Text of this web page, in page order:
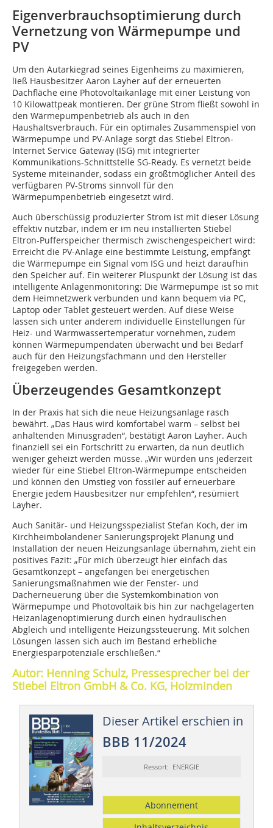
Eigenverbrauchsoptimierung durch
Vernetzung von Wärmepumpe und
PV
Um den Autarkiegrad seines Eigenheims zu maximieren,
ließ Hausbesitzer Aaron Layher auf der erneuerten
Dachfläche eine Photovoltaikanlage mit einer Leistung von
10 Kilowattpeak montieren. Der grüne Strom fließt sowohl in
den Wärmepumpenbetrieb als auch in den
Haushaltsverbrauch. Für ein optimales Zusammenspiel von
Wärmepumpe und PV-Anlage sorgt das Stiebel Eltron-
Internet Service Gateway (ISG) mit integrierter
Kommunikations-Schnittstelle SG-Ready. Es vernetzt beide
Systeme miteinander, sodass ein größtmöglicher Anteil des
verfügbaren PV-Stroms sinnvoll für den
Wärmepumpenbetrieb eingesetzt wird.
Auch überschüssig produzierter Strom ist mit dieser Lösung
effektiv nutzbar, indem er im neu installierten Stiebel
Eltron-Pufferspeicher thermisch zwischengespeichert wird:
Erreicht die PV-Anlage eine bestimmte Leistung, empfängt
die Wärmepumpe ein Signal vom ISG und heizt daraufhin
den Speicher auf. Ein weiterer Pluspunkt der Lösung ist das
intelligente Anlagenmonitoring: Die Wärmepumpe ist so mit
dem Heimnetzwerk verbunden und kann bequem via PC,
Laptop oder Tablet gesteuert werden. Auf diese Weise
lassen sich unter anderem individuelle Einstellungen für
Heiz- und Warmwassertemperatur vornehmen, zudem
können Wärmepumpendaten überwacht und bei Bedarf
auch für den Heizungsfachmann und den Hersteller
freigegeben werden.
Überzeugendes Gesamtkonzept
In der Praxis hat sich die neue Heizungsanlage rasch
bewährt. „Das Haus wird komfortabel warm – selbst bei
anhaltenden Minusgraden“, bestätigt Aaron Layher. Auch
finanziell sei ein Fortschritt zu erwarten, da nun deutlich
weniger geheizt werden müsse. „Wir würden uns jederzeit
wieder für eine Stiebel Eltron-Wärmepumpe entscheiden
und können den Umstieg von fossiler auf erneuerbare
Energie jedem Hausbesitzer nur empfehlen“, resümiert
Layher.
Auch Sanitär- und Heizungsspezialist Stefan Koch, der im
Kirchheimbolandener Sanierungsprojekt Planung und
Installation der neuen Heizungsanlage übernahm, zieht ein
positives Fazit: „Für mich überzeugt hier einfach das
Gesamtkonzept – angefangen bei energetischen
Sanierungsmaßnahmen wie der Fenster- und
Dacherneuerung über die Systemkombination von
Wärmepumpe und Photovoltaik bis hin zur nachgelagerten
Heizanlagenoptimierung durch einen hydraulischen
Abgleich und intelligente Heizungssteuerung. Mit solchen
Lösungen lassen sich auch im Bestand erhebliche
Energiesparpotenziale erschließen.“
Autor: Henning Schulz, Pressesprecher bei der
Stiebel Eltron GmbH & Co. KG, Holzminden
Dieser Artikel erschien in
BBB 11/2024
Ressort: ENERGIE
Abonnement